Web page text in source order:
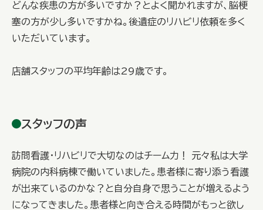
どんな疾患の方が多いですか？とよく聞かれますが、脳梗
塞の方が少し多いですかね。後遺症のリハビリ依頼を多く
いただいています。
店舗スタッフの平均年齢は29歳です。
スタッフの声
訪問看護・リハビリで大切なのはチーム力！ 元々私は大学
病院の内科病棟で働いていました。患者様に寄り添う看護
が出来ているのかな？と自分自身で思うことが増えるよう
になってきました。患者様と向き合える時間がもっと欲し